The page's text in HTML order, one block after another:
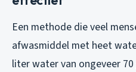
Een methode die veel
afwasmiddel met heet
liter water van ongeveer